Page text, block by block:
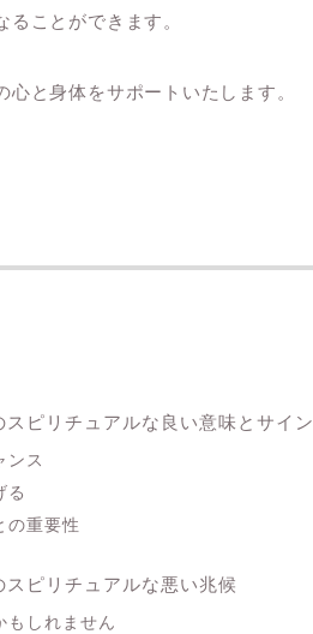
ことができます。
と身体をサポートいたします。
ピリチュアルな良い意味とサイン
ンス
る
の重要性
ピリチュアルな悪い兆候
もしれません